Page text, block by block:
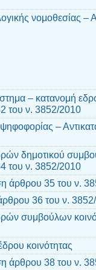
νομοθεσίας
– κατανομή
του ν. 3852/2010
–
δημοτικού
του ν. 3852/2010
άρθρου 35 του ν.
36 του ν.
συμβούλων
κοινότητας
άρθρου 38 του ν.